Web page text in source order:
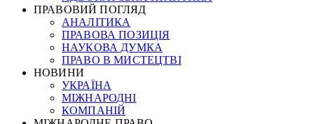
ПРАВОВИЙ ПОГЛЯД
АНАЛІТИКА
ПРАВОВА ПОЗИЦІЯ
НАУКОВА ДУМКА
ПРАВО В МИСТЕЦТВІ
НОВИНИ
УКРАЇНА
МІЖНАРОДНІ
КОМПАНІЙ